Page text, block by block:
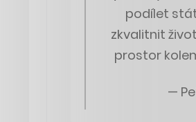
podílet
zkvalitnit
prostor
—